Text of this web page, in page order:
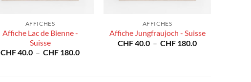
AFFICHES
Affiche Lac de Bienne -
Suisse
CHF40.0 – CHF 180.0Plage
AFFICHES
Affiche Jungfraujoch - Suisse
CHF40.0 – CHF 180.0Plage